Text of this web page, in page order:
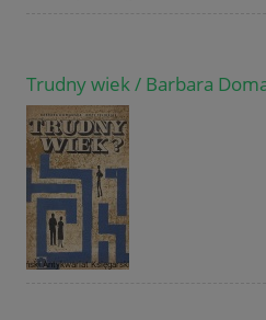
Trudny wiek / Barbara